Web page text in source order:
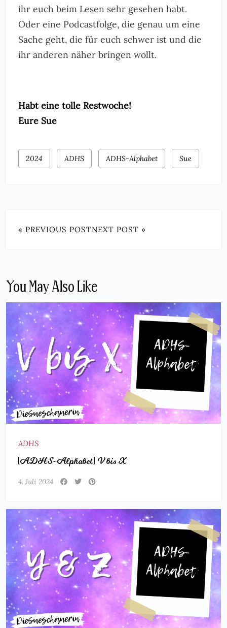
ihr euch beim Lesen sehr gesehen habt.
Oder eine Podcastfolge, die genau um eine
Sache geht, die für euch schwer ist und die
ihr anderen näher bringen wollt.
Habt eine tolle Restwoche!
Eure Sue
2024 ADHS ADHS-Alphabet Sue
« PREVIOUS POSTNEXT POST »
You May Also Like
ADHS
[ADHS-Alphabet] V bis X
4. Juli 2024